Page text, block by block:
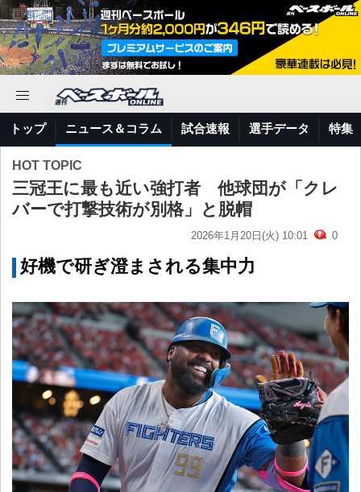
トップ ニュース＆コラム 試合速報 選手データ 特集
HOT TOPIC
三冠王に最も近い強打者 他球団が「クレ
バーで打撃技術が別格」と脱帽
2026年1月20日(火) 10:01 0
好機で研ぎ澄まされる集中力